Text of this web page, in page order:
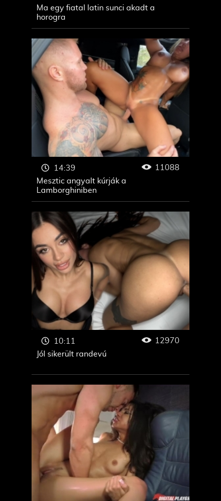
Ma egy fiatal latin sunci akadt a
horogra
Mesztic angyalt kúrják a
Lamborghiniben
14:39 11088
Jól sikerült randevú
10:11 12970